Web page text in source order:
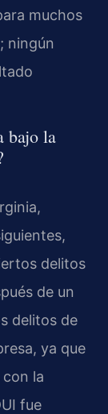
muchos
ningún
bajo la
delitos
de un
delitos de
ya que
la
fue